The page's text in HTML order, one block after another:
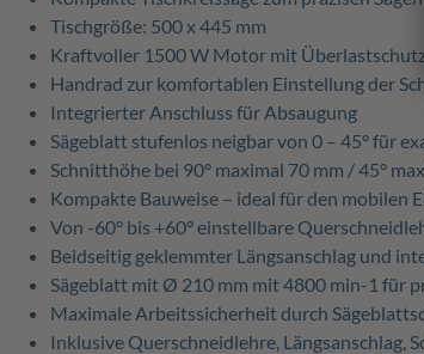
Tischgröße: 500 x 445 mm
Kraftvoller 1500 W Motor mit
Handrad zur komfortablen Einstellung der
Integrierter Anschluss für Absaugung
Sägeblatt stufenlos neigbar von 0 – 45° für
Schnitthöhe bei 90° maximal 70 mm / 45°
Kompakte Bauweise – ideal für den mobilen
Von -60° bis +60° einstellbare
Beidseitig geklemmter Längsanschlag und
Sägeblatt mit Ø 210 mm mit 4800 min-1 für
Maximale Arbeitssicherheit durch
Inklusive Querschneidlehre, Längsanschlag,